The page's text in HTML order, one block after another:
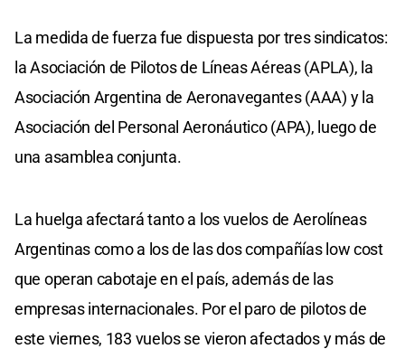
La medida de fuerza fue dispuesta por tres sindicatos:
la Asociación de Pilotos de Líneas Aéreas (APLA), la
Asociación Argentina de Aeronavegantes (AAA) y la
Asociación del Personal Aeronáutico (APA), luego de
una asamblea conjunta.
La huelga afectará tanto a los vuelos de Aerolíneas
Argentinas como a los de las dos compañías low cost
que operan cabotaje en el país, además de las
empresas internacionales. Por el paro de pilotos de
este viernes, 183 vuelos se vieron afectados y más de